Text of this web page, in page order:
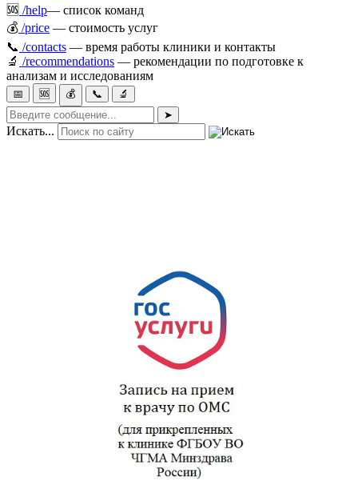
🆘 /help— список команд
💰 /price — стоимость услуг
📞 /contacts — время работы клиники и контакты
🔬 /recommendations — рекомендации по подготовке к
анализам и исследованиям
📅 🆘 💰 📞
🔬
➤
Искать...